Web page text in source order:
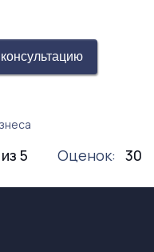
5 Оценок: 30